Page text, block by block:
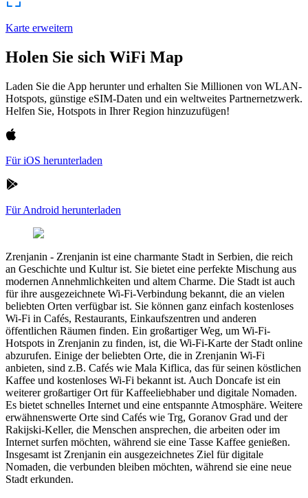
Karte erweitern
Holen Sie sich WiFi Map
Laden Sie die App herunter und erhalten Sie Millionen von WLAN-
Hotspots, günstige eSIM-Daten und ein weltweites Partnernetzwerk.
Helfen Sie, Hotspots in Ihrer Region hinzuzufügen!
Für iOS herunterladen
Für Android herunterladen
Zrenjanin - Zrenjanin ist eine charmante Stadt in Serbien, die reich
an Geschichte und Kultur ist. Sie bietet eine perfekte Mischung aus
modernen Annehmlichkeiten und altem Charme. Die Stadt ist auch
für ihre ausgezeichnete Wi-Fi-Verbindung bekannt, die an vielen
beliebten Orten verfügbar ist. Sie können ganz einfach kostenloses
Wi-Fi in Cafés, Restaurants, Einkaufszentren und anderen
öffentlichen Räumen finden. Ein großartiger Weg, um Wi-Fi-
Hotspots in Zrenjanin zu finden, ist, die Wi-Fi-Karte der Stadt online
abzurufen. Einige der beliebten Orte, die in Zrenjanin Wi-Fi
anbieten, sind z.B. Cafés wie Mala Kiflica, das für seinen köstlichen
Kaffee und kostenloses Wi-Fi bekannt ist. Auch Doncafe ist ein
weiterer großartiger Ort für Kaffeeliebhaber und digitale Nomaden.
Es bietet schnelles Internet und eine entspannte Atmosphäre. Weitere
erwähnenswerte Orte sind Cafés wie Trg, Goranov Grad und der
Rakijski-Keller, die Menschen ansprechen, die arbeiten oder im
Internet surfen möchten, während sie eine Tasse Kaffee genießen.
Insgesamt ist Zrenjanin ein ausgezeichnetes Ziel für digitale
Nomaden, die verbunden bleiben möchten, während sie eine neue
Stadt erkunden.